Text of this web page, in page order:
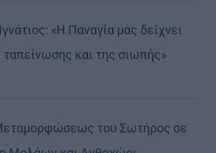
«Η Παναγία μας δείχνει
ταπείνωσης και της σιωπής»
του Σωτήρος σε